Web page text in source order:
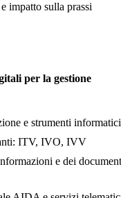
impatto sulla prassi
per la gestione
e strumenti informatici
ITV, IVO, IVV
e dei